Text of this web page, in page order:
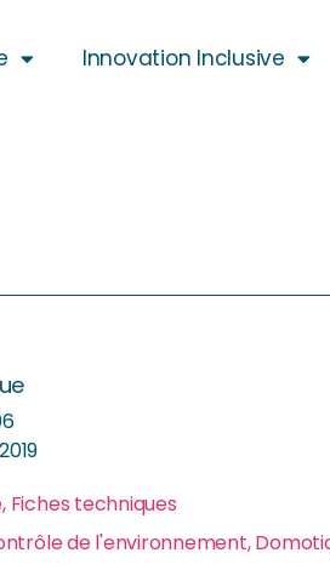
Innovation Inclusive
, Fiches techniques
de l'environnement,